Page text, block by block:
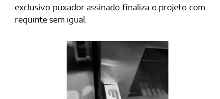
exclusivo puxador assinado finaliza o projeto com
requinte sem igual.